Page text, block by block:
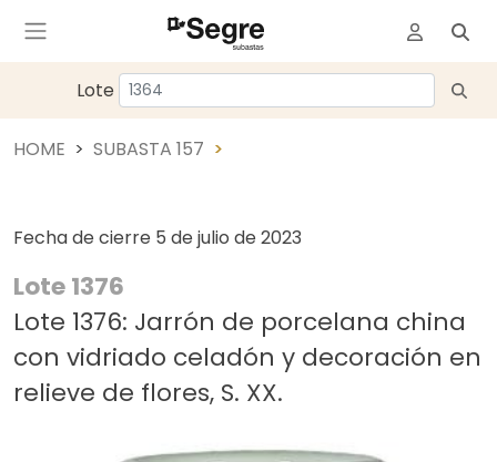
Lote
HOME SUBASTA 157
Fecha de cierre 5 de julio de 2023
Lote 1376
Lote 1376: Jarrón de porcelana china
con vidriado celadón y decoración en
relieve de flores, S. XX.